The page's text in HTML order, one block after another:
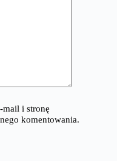
mail i stronę
komentowania.